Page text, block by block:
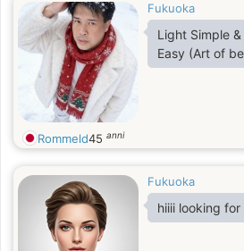
Fukuoka
Light Simple &
Easy (Art of
Rommeld45 anni
Fukuoka
hiiii looking